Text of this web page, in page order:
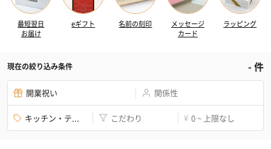
最短翌日
お届け
eギフト 名前の刻印
メッセージ
カード
ラッピング
現在の絞り込み条件 -件
開業祝い 関係性
キッチン・テ... こだわり ¥ 0 ~ 上限なし